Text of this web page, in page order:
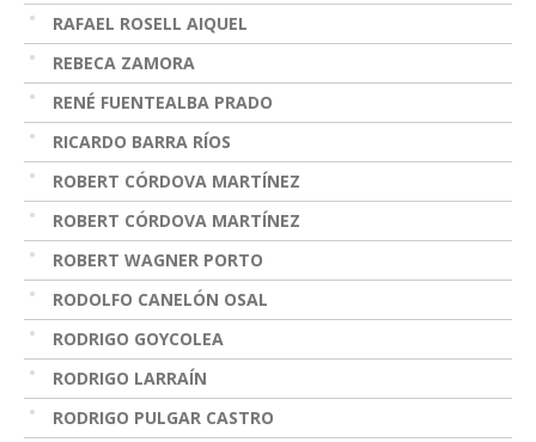
RAFAEL ROSELL AIQUEL
REBECA ZAMORA
RENÉ FUENTEALBA PRADO
RICARDO BARRA RÍOS
ROBERT CÓRDOVA MARTÍNEZ
ROBERT CÓRDOVA MARTÍNEZ
ROBERT WAGNER PORTO
RODOLFO CANELÓN OSAL
RODRIGO GOYCOLEA
RODRIGO LARRAÍN
RODRIGO PULGAR CASTRO